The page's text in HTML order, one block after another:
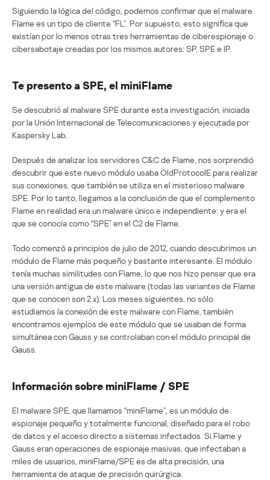
Siguiendo la lógica del código, podemos confirmar que el malware
Flame es un tipo de cliente “FL”. Por supuesto, esto significa que
existían por lo menos otras tres herramientas de ciberespionaje o
cibersabotaje creadas por los mismos autores: SP, SPE e IP.
Te presento a SPE, el miniFlame
Se descubrió al malware SPE durante esta investigación, iniciada
por la Unión Internacional de Telecomunicaciones y ejecutada por
Kaspersky Lab.
Después de analizar los servidores C&C de Flame, nos sorprendió
descubrir que este nuevo módulo usaba OldProtocolE para realizar
sus conexiones, que también se utiliza en el misterioso malware
SPE. Por lo tanto, llegamos a la conclusión de que el complemento
Flame en realidad era un malware único e independiente: y era el
que se conocía como “SPE” en el C2 de Flame.
Todo comenzó a principios de julio de 2012, cuando descubrimos un
módulo de Flame más pequeño y bastante interesante. El módulo
tenía muchas similitudes con Flame, lo que nos hizo pensar que era
una versión antigua de este malware (todas las variantes de Flame
que se conocen son 2.x). Los meses siguientes, no sólo
estudiamos la conexión de este malware con Flame, también
encontramos ejemplos de este módulo que se usaban de forma
simultánea con Gauss y se controlaban con el módulo principal de
Gauss.
Información sobre miniFlame / SPE
El malware SPE, que llamamos “miniFlame”, es un módulo de
espionaje pequeño y totalmente funcional, diseñado para el robo
de datos y el acceso directo a sistemas infectados. Si Flame y
Gauss eran operaciones de espionaje masivas, que infectaban a
miles de usuarios, miniFlame/SPE es de alta precisión, una
herramienta de ataque de precisión quirúrgica.